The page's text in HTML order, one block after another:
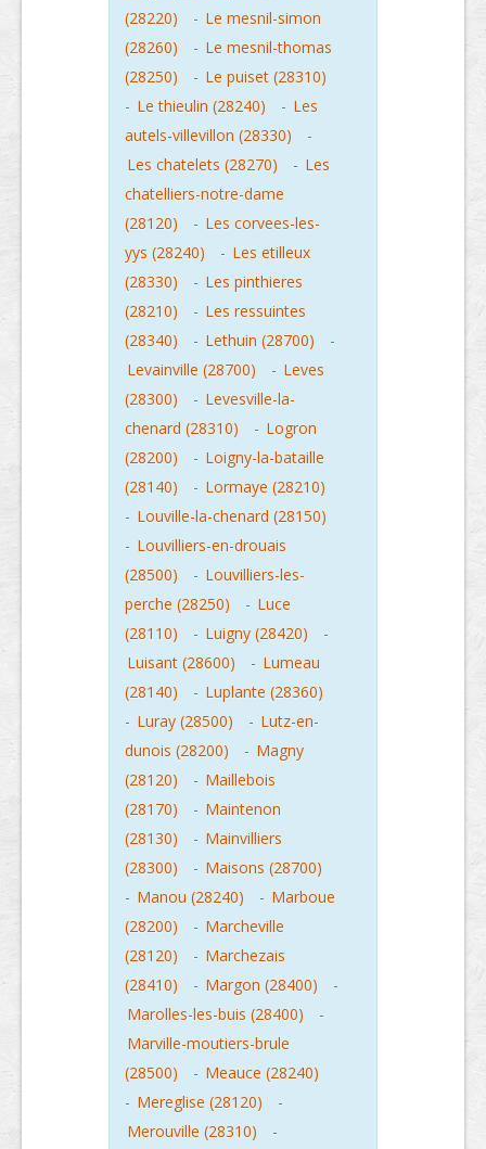
(28220)
- Le mesnil-simon
(28260)
- Le mesnil-thomas
(28250)
- Le puiset (28310)
- Le thieulin (28240) - Les
autels-villevillon (28330)
-
Les chatelets (28270)
- Les
chatelliers-notre-dame
(28120)
- Les corvees-les-
yys (28240)
- Les etilleux
(28330)
- Les pinthieres
(28210)
- Les ressuintes
(28340)
- Lethuin (28700)
-
Levainville (28700)
- Leves
(28300)
- Levesville-la-
chenard (28310)
- Logron
(28200)
- Loigny-la-bataille
(28140)
- Lormaye (28210)
- Louville-la-chenard (28150)
- Louvilliers-en-drouais
(28500)
- Louvilliers-les-
perche (28250)
- Luce
(28110)
- Luigny (28420)
-
Luisant (28600)
- Lumeau
(28140)
- Luplante (28360)
- Luray (28500) - Lutz-en-
dunois (28200)
- Magny
(28120)
- Maillebois
(28170)
- Maintenon
(28130)
- Mainvilliers
(28300)
- Maisons (28700)
- Manou (28240) - Marboue
(28200)
- Marcheville
(28120)
- Marchezais
(28410)
- Margon (28400)
-
Marolles-les-buis (28400)
-
Marville-moutiers-brule
(28500)
- Meauce (28240)
- Mereglise (28120)
-
Merouville (28310)
-